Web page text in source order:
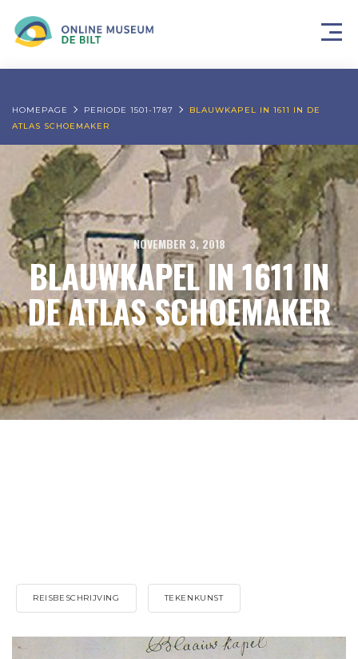
HOMEPAGE PERIODE 1501-1787
BLAUWKAPEL IN 1611 IN DE
ATLAS SCHOEMAKER
NOVEMBER 3, 2018
BLAUWKAPEL IN 1611 IN
DE ATLAS SCHOEMAKER
REISBESCHRIJVING TEKENKUNST